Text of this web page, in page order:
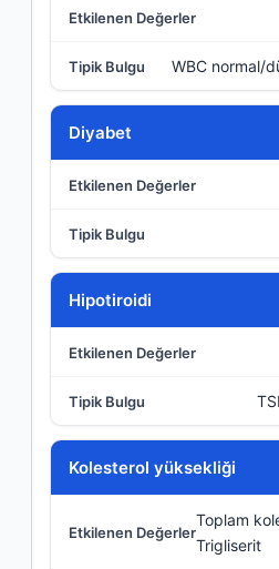
WBC normal/
Diyabet
Hipotiroidi
Kolesterol yüksekliği
Toplam
Trigliserit